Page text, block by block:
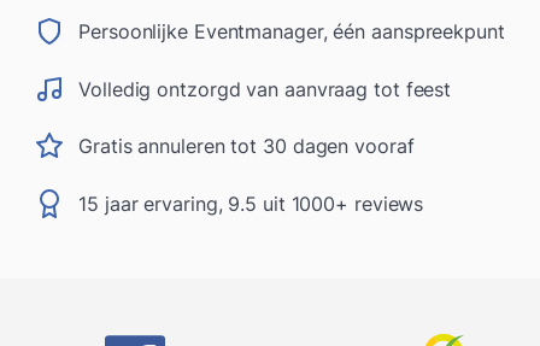
Persoonlijke Eventmanager, één aanspreekpunt
Volledig ontzorgd van aanvraag tot feest
Gratis annuleren tot 30 dagen vooraf
15 jaar ervaring, 9.5 uit 1000+ reviews